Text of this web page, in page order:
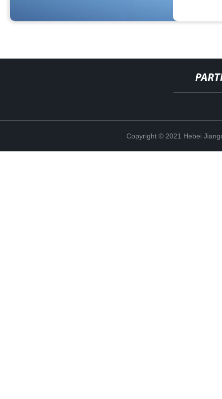
Copyright © 2021 Hebei